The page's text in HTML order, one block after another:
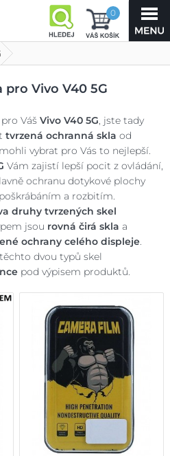
0
pro Vivo V40 5G
Váš Vivo V40 5G, jste tady
tvrzená ochranná skla od
vybrat pro Vás to nejlepší.
Vám zajistí lepší pocit z ovládání,
ochranu dotykové plochy
a rozbitím.
druhy tvrzených skel
jsou rovná čirá skla a
ochrany celého displeje.
dvou typů skel
pod výpisem produktů.